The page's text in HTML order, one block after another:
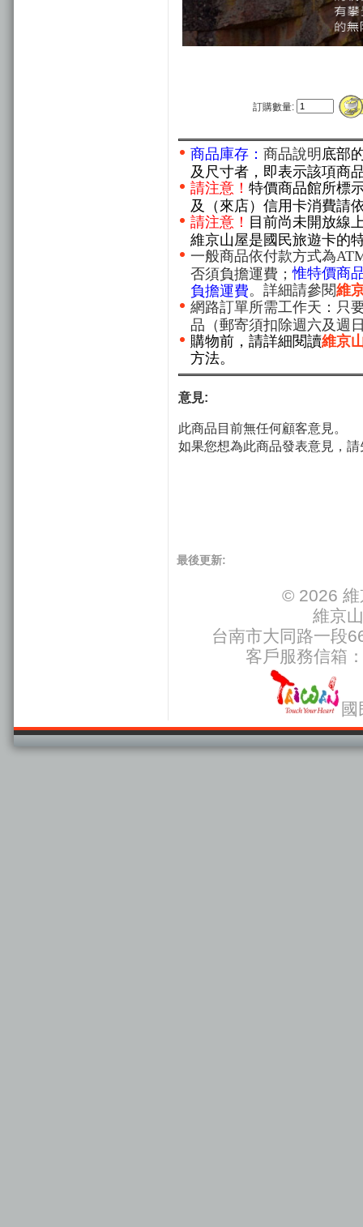
訂購數量:
商品庫存： 商品說明 底部
及尺寸者，即表示該項商
請注意！ 特價商品館所標
及（來店）信用卡消費請
請注意！ 目前尚未開放線
維京山屋是國民旅遊卡的
一般商品依付款方式為
否須負擔運費；惟特價商
負擔運費。詳細請參閱維
網路訂單所需工作天：只
品（郵寄須扣除週六及週
購物前，請詳細閱讀維京
方法。
意見:
此商品目前無任何顧客意見。
如果您想為此商品發表意見，
最後更新:
© 2026 維
維京
台南市大同路一段
客戶服務信箱
國